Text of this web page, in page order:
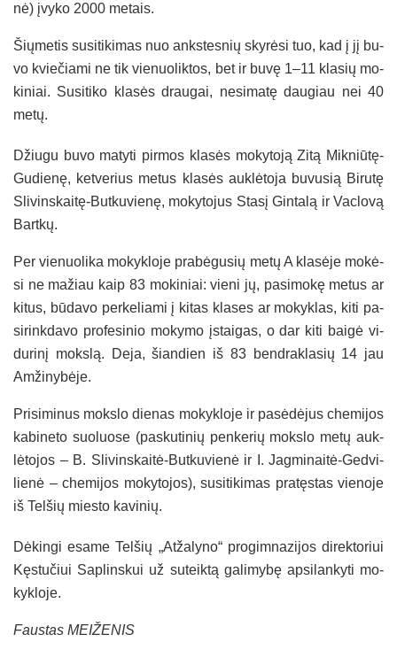
nė) įvy­ko 2000 me­tais.
Šių­me­tis su­si­ti­ki­mas nuo anks­tes­nių sky­rė­si tuo, kad į jį bu­
vo kvie­čia­mi ne tik vie­nuo­lik­tos, bet ir bu­vę 1–11 kla­sių mo­
ki­niai. Su­si­ti­ko kla­sės drau­gai, ne­si­ma­tę dau­giau nei 40
me­tų.
Džiu­gu bu­vo ma­ty­ti pir­mos kla­sės mo­ky­to­ją Zi­tą Mik­niū­tę-
Gu­die­nę, ket­ve­rius me­tus kla­sės auk­lė­to­ja bu­vu­sią Bi­ru­tę
Sli­vins­kai­tę-But­ku­vie­nę, mo­ky­to­jus Sta­sį Gin­ta­lą ir Vac­lo­vą
Bart­kų.
Per vie­nuo­li­ka mo­kyk­lo­je pra­bė­gu­sių me­tų A kla­sė­je mo­kė­
si ne ma­žiau kaip 83 mo­ki­niai: vie­ni jų, pa­si­mo­kę me­tus ar
ki­tus, bū­da­vo per­ke­lia­mi į ki­tas kla­ses ar mo­kyk­las, ki­ti pa­
si­rink­da­vo pro­fe­si­nio mo­ky­mo įstai­gas, o dar ki­ti bai­gė vi­
du­ri­nį moks­lą. De­ja, šian­dien iš 83 bend­rak­la­sių 14 jau
Am­ži­ny­bė­je.
Pri­si­mi­nus moks­lo die­nas mo­kyk­lo­je ir pa­sė­dė­jus che­mi­jos
ka­bi­ne­to suo­luo­se (pa­sku­ti­nių pen­ke­rių moks­lo me­tų auk­
lė­to­jos – B. Sli­vins­kai­tė-But­ku­vie­nė ir I. Jag­mi­nai­tė-Ged­vi­
lie­nė – che­mi­jos mo­ky­to­jos), su­si­ti­ki­mas pra­tęs­tas vie­no­je
iš Tel­šių mies­to ka­vi­nių.
Dė­kin­gi esa­me Tel­šių „At­ža­ly­no“ pro­gim­na­zi­jos di­rek­to­riui
Kęs­tu­čiui Sap­lins­kui už su­teik­tą ga­li­my­bę ap­si­lan­ky­ti mo­
kyk­lo­je.
Faus­tas MEI­ŽE­NIS